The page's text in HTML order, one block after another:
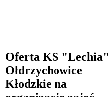
Oferta KS "Lechia"
Ołdrzychowice
Kłodzkie na